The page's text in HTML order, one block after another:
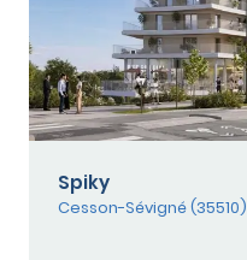
Spiky
Cesson-Sévigné (35510)